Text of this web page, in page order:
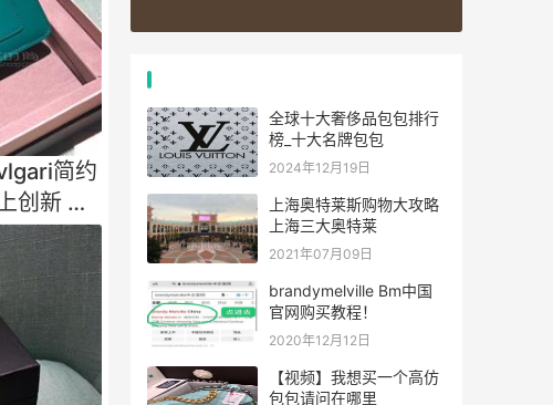
简约
创新 细
全球十大奢侈品包包排行
榜_十大名牌包包
2024年12月19日
上海奥特莱斯购物大攻略
上海三大奥特莱
2021年07月09日
brandymelville Bm中国
官网购买教程！
2020年12月12日
【视频】我想买一个高仿
包包请问在哪里